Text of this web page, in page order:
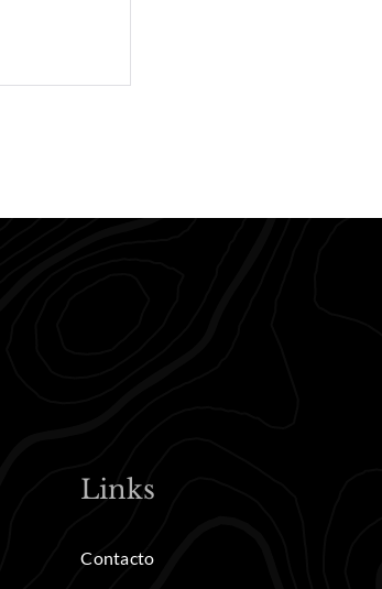
Links
Contacto